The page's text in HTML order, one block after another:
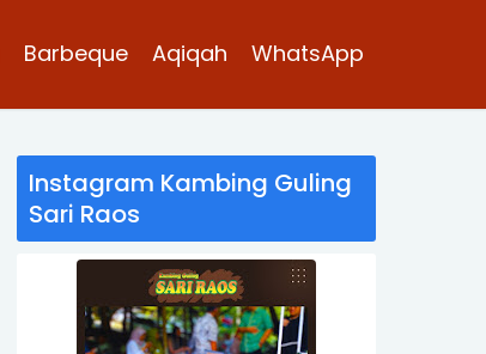
Barbeque Aqiqah WhatsApp
Instagram Kambing Guling
Sari Raos